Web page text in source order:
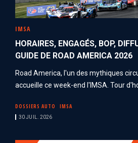
IMSA
HORAIRES, ENGAGÉS, BOP,
GUIDE DE ROAD AMERICA 2026
Road America, l'un des mythiques
accueille ce week-end l'IMSA. Tour
DOSSIERS AUTO IMSA
30 JUIL. 2026